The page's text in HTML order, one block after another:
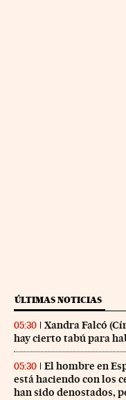
ÚLTIMAS NOTICIAS
05:30
Xandra Falcó
hay cierto tabú para
05:30
El hombre en
está haciendo con los
han sido denostados,